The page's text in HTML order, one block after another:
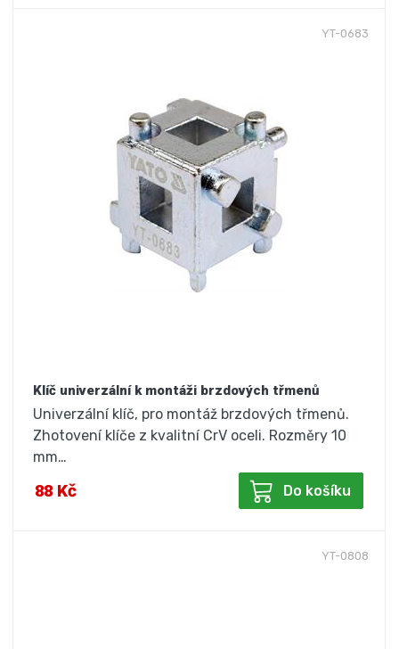
YT-0683
Klíč univerzální k montáži brzdových třmenů
Univerzální klíč, pro montáž brzdových třmenů.
Zhotovení klíče z kvalitní CrV oceli. Rozměry 10
mm…
88 Kč Do košíku
YT-0808